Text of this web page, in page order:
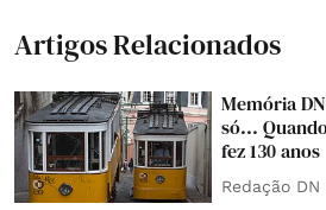
Artigos Relacionados
Memória
só...
fez 130 anos
Redação DN